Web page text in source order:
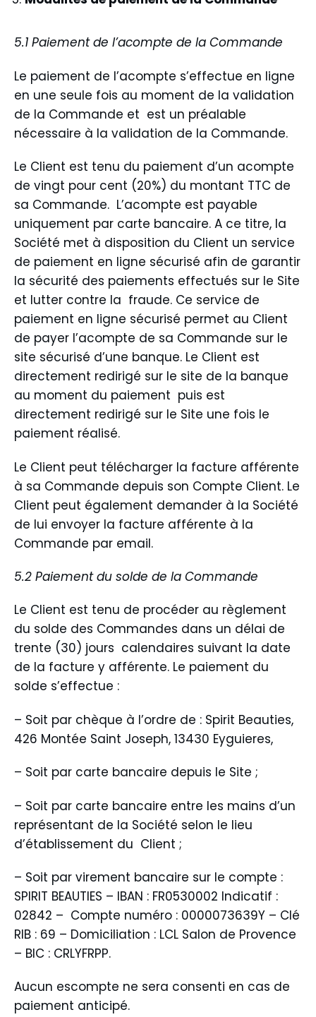
5.1 Paiement de l’acompte de la Commande
Le paiement de l’acompte s’effectue en ligne
en une seule fois au moment de la validation
de la Commande et est un préalable
nécessaire à la validation de la Commande.
Le Client est tenu du paiement d’un acompte
de vingt pour cent (20%) du montant TTC de
sa Commande. L’acompte est payable
uniquement par carte bancaire. A ce titre, la
Société met à disposition du Client un service
de paiement en ligne sécurisé afin de garantir
la sécurité des paiements effectués sur le Site
et lutter contre la fraude. Ce service de
paiement en ligne sécurisé permet au Client
de payer l’acompte de sa Commande sur le
site sécurisé d’une banque. Le Client est
directement redirigé sur le site de la banque
au moment du paiement puis est
directement redirigé sur le Site une fois le
paiement réalisé.
Le Client peut télécharger la facture afférente
à sa Commande depuis son Compte Client. Le
Client peut également demander à la Société
de lui envoyer la facture afférente à la
Commande par email.
5.2 Paiement du solde de la Commande
Le Client est tenu de procéder au règlement
du solde des Commandes dans un délai de
trente (30) jours calendaires suivant la date
de la facture y afférente. Le paiement du
solde s’effectue :
– Soit par chèque à l’ordre de : Spirit Beauties,
426 Montée Saint Joseph, 13430 Eyguieres,
– Soit par carte bancaire depuis le Site ;
– Soit par carte bancaire entre les mains d’un
représentant de la Société selon le lieu
d’établissement du Client ;
– Soit par virement bancaire sur le compte :
SPIRIT BEAUTIES – IBAN : FR0530002 Indicatif :
02842 – Compte numéro : 0000073639Y – Clé
RIB : 69 – Domiciliation : LCL Salon de Provence
– BIC : CRLYFRPP.
Aucun escompte ne sera consenti en cas de
paiement anticipé.